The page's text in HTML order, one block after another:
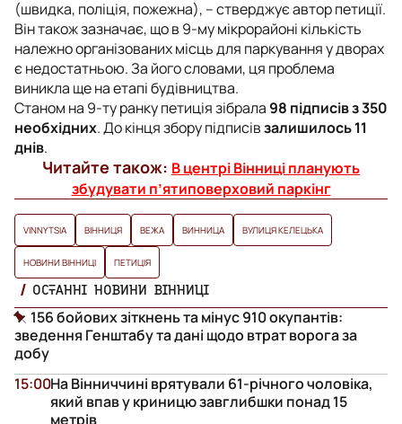
(швидка, поліція, пожежна), – стверджує автор петиції.
Він також зазначає, що в 9-му мікрорайоні кількість
належно організованих місць для паркування у дворах
є недостатньою. За його словами, ця проблема
виникла ще на етапі будівництва.
Станом на 9-ту ранку петиція зібрала 98 підписів з 350
необхідних. До кінця збору підписівзалишилось 11
днів.
Читайте також: В центрі Вінниці планують
збудувати п’ятиповерховий паркінг
VINNYTSIA ВІННИЦЯ ВЕЖА ВИННИЦА ВУЛИЦЯ КЕЛЕЦЬКА
НОВИНИ ВІННИЦІ ПЕТИЦІЯ
ОСТАННІ НОВИНИ ВІННИЦІ
156 бойових зіткнень та мінус 910 окупантів:
зведення Генштабу та дані щодо втрат ворога за
добу
На Вінниччині врятували 61-річного чоловіка,
який впав у криницю завглибшки понад 15
метрів
15:00